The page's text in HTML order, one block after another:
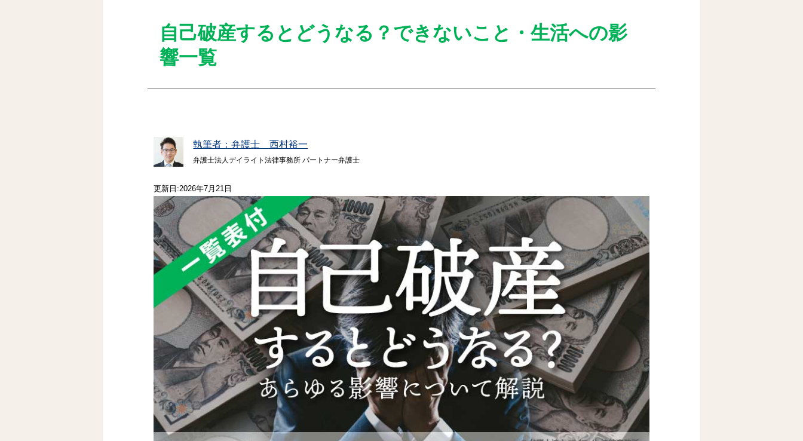
自己破産するとどうなる？できないこと・生活への影
響一覧
執筆者：弁護士 西村裕一
弁護士法人デイライト法律事務所 パートナー弁護士
更新日:2026年7月21日